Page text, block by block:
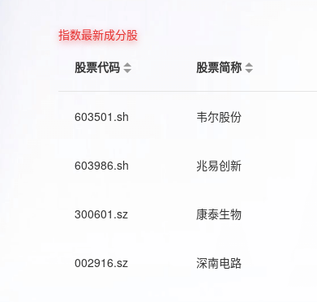
指数最新成分股
股票代码
股票简称
603501.sh 韦尔股份
603986.sh 兆易创新
300601.sz 康泰生物
002916.sz 深南电路